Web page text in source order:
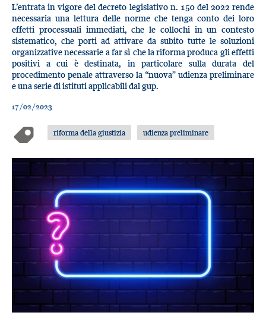
L’entrata in vigore del decreto legislativo n. 150 del 2022 rende
necessaria una lettura delle norme che tenga conto dei loro
effetti processuali immediati, che le collochi in un contesto
sistematico, che porti ad attivare da subito tutte le soluzioni
organizzative necessarie a far sì che la riforma produca gli effetti
positivi a cui è destinata, in particolare sulla durata del
procedimento penale attraverso la “nuova” udienza preliminare
e una serie di istituti applicabili dal gup.
17/02/2023
riforma della giustizia udienza preliminare